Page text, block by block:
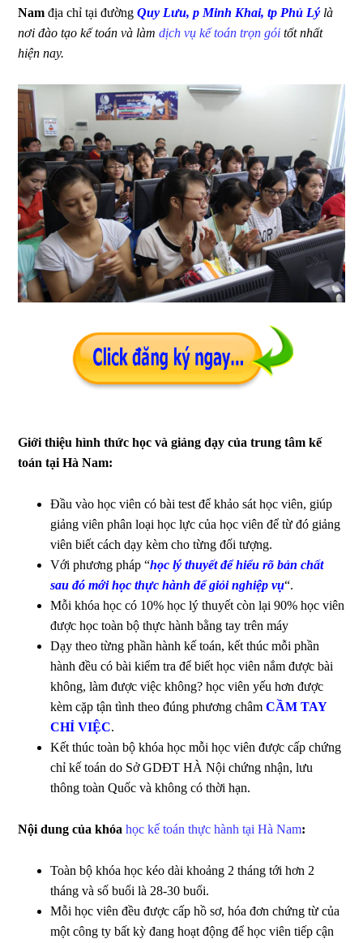
Nam địa chỉ tại đườngQuy Lưu, p Minh Khai, tp Phủ Lý là
nơi đào tạo kế toán và làmdịch vụ kế toán trọn gói tốt nhất
hiện nay.
Giới thiệu hình thức học và giảng dạy của trung tâm kế
toán tại Hà Nam:
Đầu vào học viên có bài test để khảo sát học viên, giúp
giảng viên phân loại học lực của học viên để từ đó giảng
viên biết cách dạy kèm cho từng đối tượng.
Với phương pháp “học lý thuyết để hiểu rõ bản chất
sau đó mới học thực hành để giỏi nghiệp vụ“.
Mỗi khóa học có 10% học lý thuyết còn lại 90% học viên
được học toàn bộ thực hành bằng tay trên máy
Dạy theo từng phần hành kế toán, kết thúc mỗi phần
hành đều có bài kiểm tra để biết học viên nắm được bài
không, làm được việc không? học viên yếu hơn được
kèm cặp tận tình theo đúng phương châmCẦM TAY
CHỈ VIỆC.
Kết thúc toàn bộ khóa học mỗi học viên được cấp chứng
chỉ kế toán do Sở GDĐT HÀ Nội chứng nhận, lưu
thông toàn Quốc và không có thời hạn.
Nội dung của khóahọc kế toán thực hành tại Hà Nam:
Toàn bộ khóa học kéo dài khoảng 2 tháng tới hơn 2
tháng và số buổi là 28-30 buổi.
Mỗi học viên đều được cấp hồ sơ, hóa đơn chứng từ của
một công ty bất kỳ đang hoạt động để học viên tiếp cận